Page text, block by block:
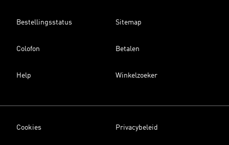
Bestellingsstatus Sitemap
Colofon Betalen
Help Winkelzoeker
Cookies Privacybeleid